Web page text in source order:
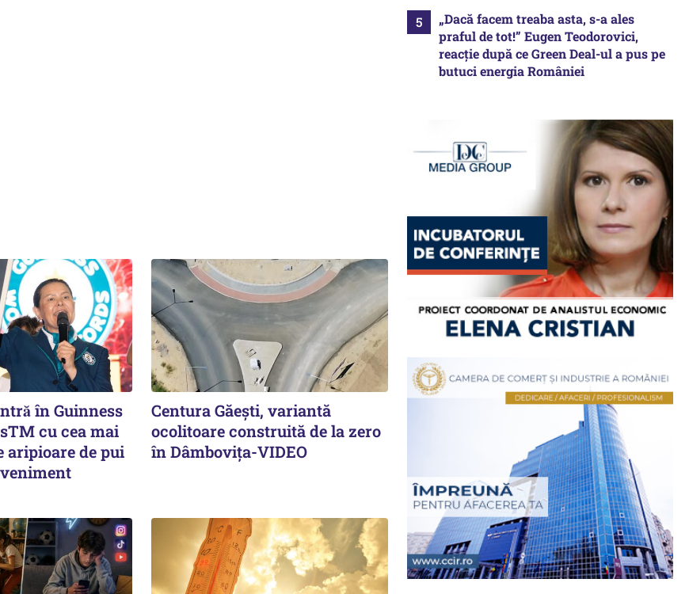
în Guinness
cu cea mai
aripioare de pui
Centura Găești, variantă
ocolitoare construită de la zero
în Dâmbovița-VIDEO
„Dacă facem treaba asta, s-a ales
praful de tot!” Eugen Teodorovici,
reacție după ce Green Deal-ul a pus pe
butuci energia României